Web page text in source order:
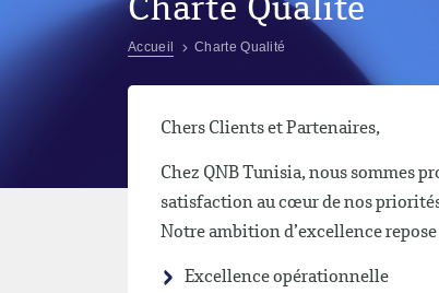
Charte Qualité
Accueil Charte Qualité
Chers Clients et Partenaires,
Chez QNB Tunisia, nous sommes
satisfaction au cœur de nos
Notre ambition d’excellence repose
Excellence opérationnelle